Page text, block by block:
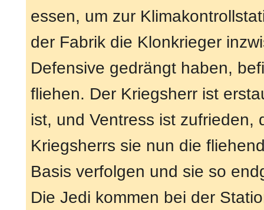
essen, um zur
der Fabrik die Klonkrieger
Defensive gedrängt haben,
fliehen. Der Kriegsherr ist
ist, und Ventress ist zufrieden,
Kriegsherrs sie nun die
Basis verfolgen und sie so
Die Jedi kommen bei der